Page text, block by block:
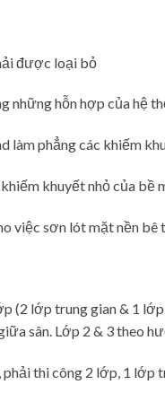
được loại bỏ
những hỗn hợp của hệ
làm phẳng các khiếm
khuyết nhỏ của bề
việc sơn lót mặt nền bê
(2 lớp trung gian & 1 lớp
sân. Lớp 2 & 3 theo
thi công 2 lớp, 1 lớp